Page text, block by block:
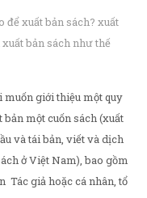
để xuất bản sách? xuất
bản sách như thế
muốn giới thiệu một quy
một cuốn sách (xuất
và tái bản, viết và dịch
ở Việt Nam), bao gồm
giả hoặc cá nhân, tổ